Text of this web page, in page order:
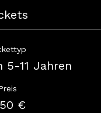
5-11 Jahren
€